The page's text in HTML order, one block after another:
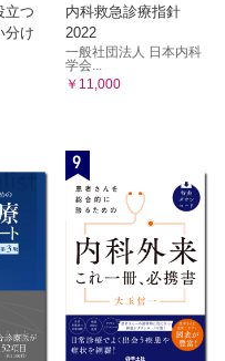
立つ
分け
内科救急診療指針
2022
一般社団法人 日本内科
学会...
￥11,000
9